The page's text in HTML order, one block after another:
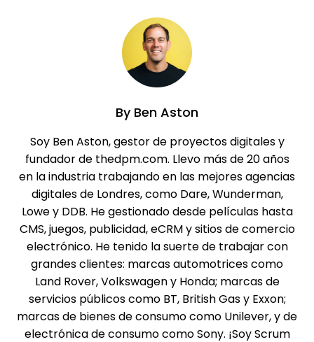
ByBen Aston
Soy Ben Aston, gestor de proyectos digitales y
fundador de thedpm.com. Llevo más de 20 años
en la industria trabajando en las mejores agencias
digitales de Londres, como Dare, Wunderman,
Lowe y DDB. He gestionado desde películas hasta
CMS, juegos, publicidad, eCRM y sitios de comercio
electrónico. He tenido la suerte de trabajar con
grandes clientes: marcas automotrices como
Land Rover, Volkswagen y Honda; marcas de
servicios públicos como BT, British Gas y Exxon;
marcas de bienes de consumo como Unilever, y de
electrónica de consumo como Sony. ¡Soy Scrum